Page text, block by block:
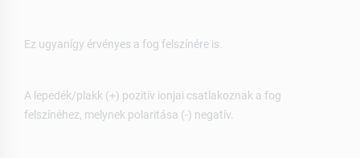
Ez ugyanígy érvényes a fog felszínére is.
A lepedék/plakk (+) pozitív ionjai csatlakoznak a fog
felszínéhez, melynek polaritása (-) negatív.